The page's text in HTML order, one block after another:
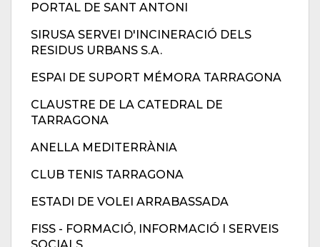
PORTAL DE SANT ANTONI
SIRUSA SERVEI D'INCINERACIÓ DELS
RESIDUS URBANS S.A.
ESPAI DE SUPORT MÉMORA TARRAGONA
CLAUSTRE DE LA CATEDRAL DE
TARRAGONA
ANELLA MEDITERRÀNIA
CLUB TENIS TARRAGONA
ESTADI DE VOLEI ARRABASSADA
FISS - FORMACIÓ, INFORMACIÓ I SERVEIS